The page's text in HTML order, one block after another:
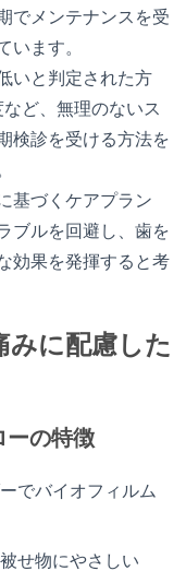
でメンテナンスを受
います。
いと判定された方
ど、無理のないス
検診を受ける方法を
基づくケアプラン
ブルを回避し、歯を
効果を発揮すると考
みに配慮した
ーの特徴
でバイオフィルム
せ物にやさしい